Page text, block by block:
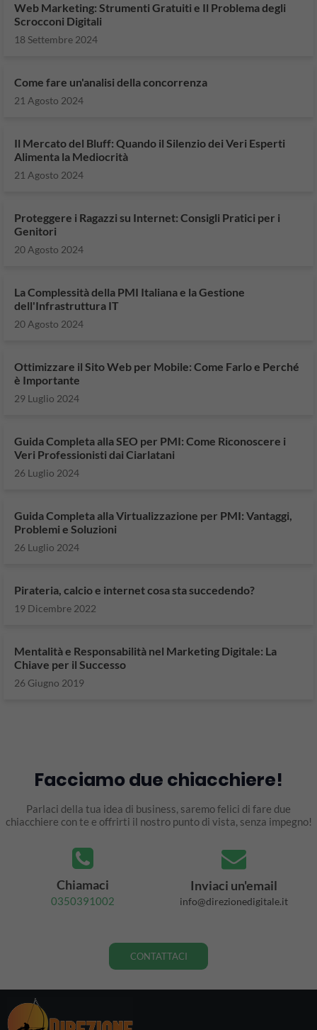
Web Marketing: Strumenti Gratuiti e Il Problema degli
Scrocconi Digitali
18 Settembre 2024
Come fare un'analisi della concorrenza
21 Agosto 2024
Il Mercato del Bluff: Quando il Silenzio dei Veri Esperti
Alimenta la Mediocrità
21 Agosto 2024
Proteggere i Ragazzi su Internet: Consigli Pratici per i
Genitori
20 Agosto 2024
La Complessità della PMI Italiana e la Gestione
dell'Infrastruttura IT
20 Agosto 2024
Ottimizzare il Sito Web per Mobile: Come Farlo e Perché
è Importante
29 Luglio 2024
Guida Completa alla SEO per PMI: Come Riconoscere i
Veri Professionisti dai Ciarlatani
26 Luglio 2024
Guida Completa alla Virtualizzazione per PMI: Vantaggi,
Problemi e Soluzioni
26 Luglio 2024
Pirateria, calcio e internet cosa sta succedendo?
19 Dicembre 2022
Mentalità e Responsabilità nel Marketing Digitale: La
Chiave per il Successo
26 Giugno 2019
Facciamo due chiacchiere!
Parlaci della tua idea di business, saremo felici di fare due
chiacchiere con te e offrirti il nostro punto di vista, senza impegno!
Chiamaci
0350391002
Inviaci un'email
info@direzionedigitale.it
CONTATTACI